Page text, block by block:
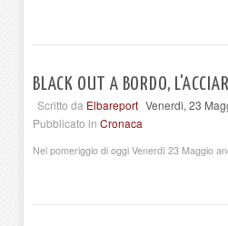
BLACK OUT A BORDO,
Scritto da Elbareport Venerdì, 23
Pubblicato in Cronaca
Nel pomeriggio di oggi Venerdì 23 Maggio